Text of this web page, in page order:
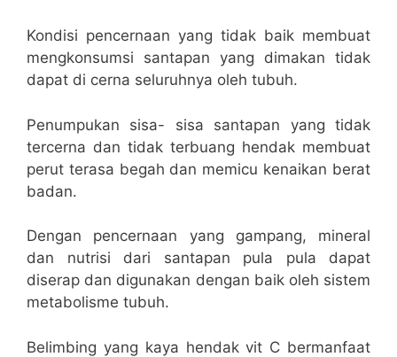
Kondisi pencernaan yang tidak baik membuat
mengkonsumsi santapan yang dimakan tidak
dapat di cerna seluruhnya oleh tubuh.
Penumpukan sisa- sisa santapan yang tidak
tercerna dan tidak terbuang hendak membuat
perut terasa begah dan memicu kenaikan berat
badan.
Dengan pencernaan yang gampang, mineral
dan nutrisi dari santapan pula pula dapat
diserap dan digunakan dengan baik oleh sistem
metabolisme tubuh.
Belimbing yang kaya hendak vit C bermanfaat